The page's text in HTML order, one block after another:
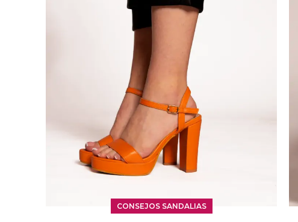
CONSEJOS SANDALIAS